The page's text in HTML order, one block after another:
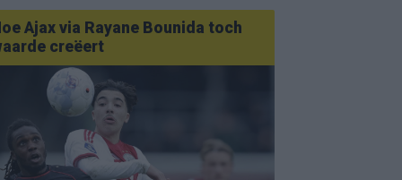
Ajax via Rayane Bounida toch
creëert